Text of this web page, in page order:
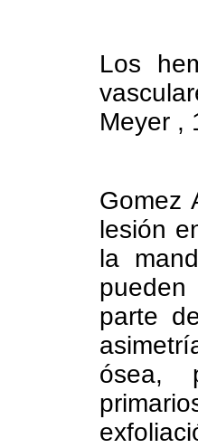
Los
Meyer ,
Gomez
lesión
la
parte
ósea,